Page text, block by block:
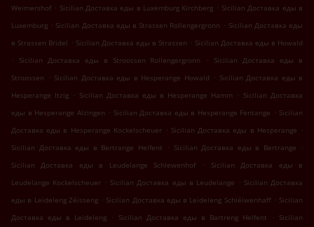
Weimershof . Sicilian Доставка еды в Luxemburg Kirchberg . Sicilian Доставка еды в
Luxemburg . Sicilian Доставка еды в Strassen Rollengergronn . Sicilian Доставка еды
в Strassen Bridel . Sicilian Доставка еды в Strassen . Sicilian Доставка еды в Howald
.
Sicilian Доставка еды в Stroossen Rollengergronn .
Sicilian Доставка еды в
Stroossen
. Sicilian Доставка еды в Hesperange Howald . Sicilian Доставка еды в
Hesperange Itzig . Sicilian Доставка еды в Hesperange Hamm . Sicilian Доставка
еды в Hesperange Alzingen . Sicilian Доставка еды в Hesperange Fentange . Sicilian
Доставка еды в Hesperange Kockelscheuer . Sicilian Доставка еды в Hesperange .
Sicilian Доставка еды в Bertrange Helfent
. Sicilian Доставка еды в Bertrange
.
Sicilian Доставка еды в Leudelange Schlewenhof
.
Sicilian Доставка еды в
Leudelange Kockelscheuer . Sicilian Доставка еды в Leudelange . Sicilian Доставка
еды в Leideleng Zéisseng . Sicilian Доставка еды в Leideleng Schléiwenhaff . Sicilian
Доставка еды в Leideleng
. Sicilian Доставка еды в Bartreng Helfent . Sicilian